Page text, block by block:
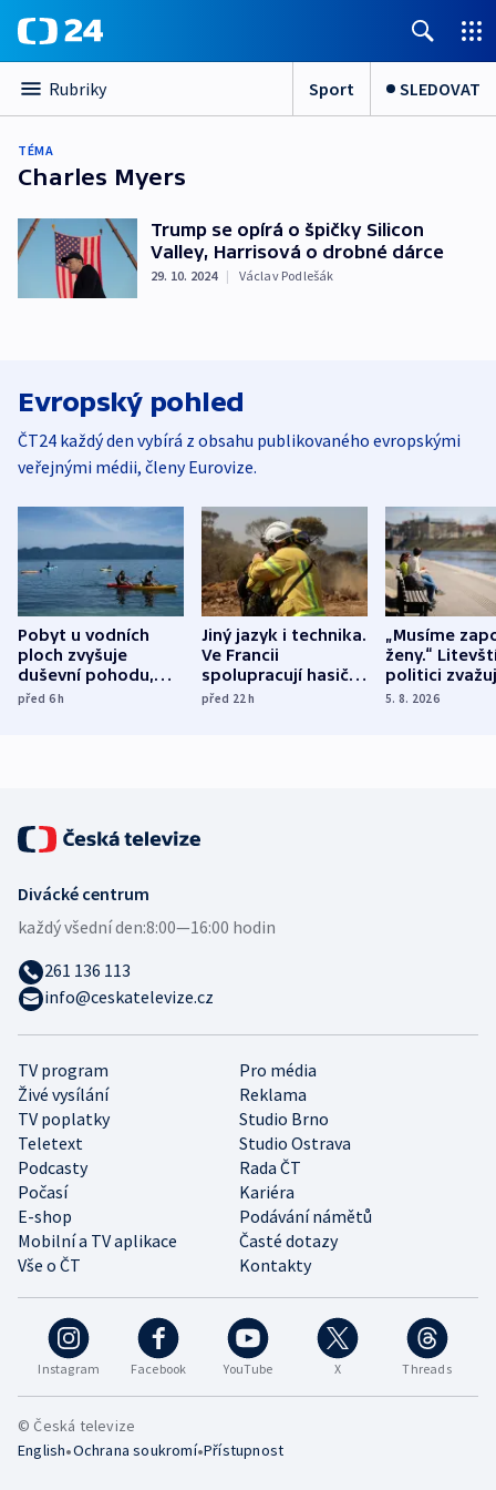
Rubriky Sport SLEDOVAT
TÉMA
Charles Myers
Trump se opírá o špičky Silicon
Valley, Harrisová o drobné dárce
29. 10. 2024 | Václav Podlešák
Evropský pohled
ČT24 každý den vybírá z obsahu publikovaného evropskými
veřejnými médii, členy Eurovize.
Pobyt u vodních
ploch zvyšuje
duševní pohodu,
ukázala
před 6h
Jiný jazyk i technika.
Ve Francii
spolupracují hasiči z
různých zemí
před 22h
„Musíme
ženy.“
politici
dohodu o
5. 8. 2026
Instagram Facebook YouTube X Threads
TV program
Pro média
Živé vysílání
Reklama
TV poplatky
Studio Brno
Teletext
Studio Ostrava
Podcasty
Rada ČT
Počasí
Kariéra
E-shop
Podávání námětů
Mobilní a TV aplikace
Časté dotazy
Vše o ČT
Kontakty
Divácké centrum
každý všední den:8:00—16:00 hodin
261 136 113
info@ceskatelevize.cz
© Česká televize
English•Ochrana soukromí•Přístupnost